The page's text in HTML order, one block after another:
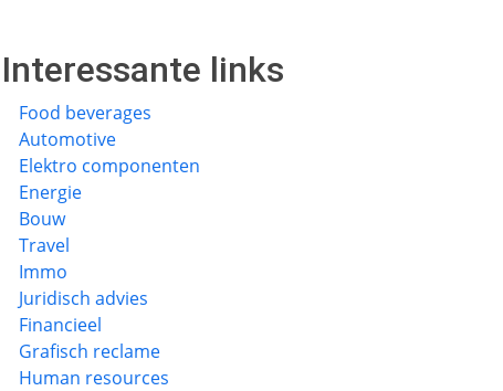
Interessante links
Food beverages
Automotive
Elektro componenten
Energie
Bouw
Travel
Immo
Juridisch advies
Financieel
Grafisch reclame
Human resources